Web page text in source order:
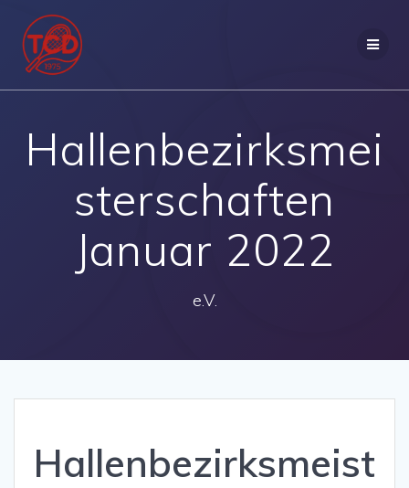
Hallenbezirksmei
sterschaften
Januar 2022
e.V.
Hallenbezirksmeist